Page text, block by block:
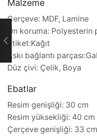
Malzeme
Çerçeve: MDF, Lamine
Ön koruma: Polyesterin
Etiket:Kağıt
Askı bağlantı
Düz çivi: Çelik, Boya
Ebatlar
Resim genişliği: 30 cm
Resim yüksekliği: 40 cm
Çerçeve genişliği: 33 cm